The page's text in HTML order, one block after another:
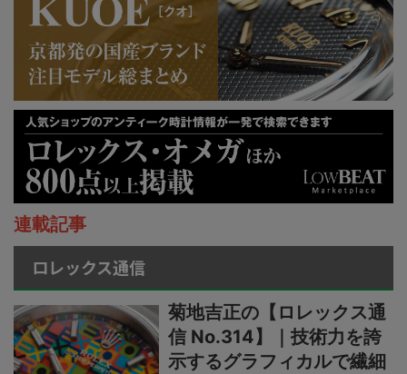
連載記事
ロレックス通信
菊地吉正の【ロレックス通
信 No.314】｜技術力を誇
示するグラフィカルで繊細